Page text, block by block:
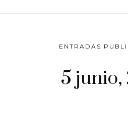
ENTRADAS
5 junio,